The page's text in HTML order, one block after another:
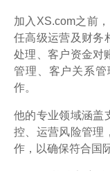
加入XS.com之前
任高级运营及财务
处理、客户资金对
管理、客户关系
作。
他的专业领域涵盖
控、运营风险管理
作，以确保符合国